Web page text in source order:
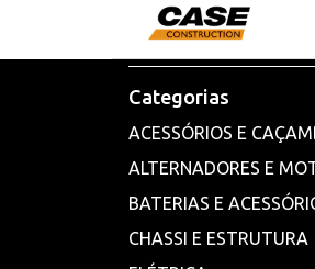
Categorias
ACESSÓRIOS E
ALTERNADORES E
BATERIAS E
CHASSI E ESTRUTURA